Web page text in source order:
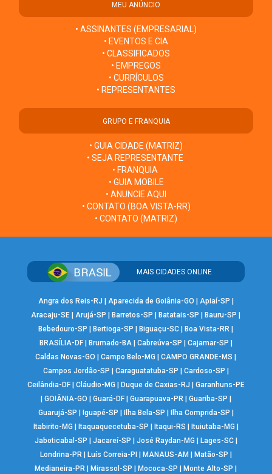
MEU ANÚNCIO
• ASSINANTES (EMPRESARIAL)
• EVENTOS E CIA
• CLASSIFICADOS
• EMPREGOS
• CURRÍCULOS
• REPRESENTANTES
GRUPO E FRANQUIA
• GUIA CIDADE (MATRIZ)
• SEJA REPRESENTANTE
• FRANQUIA
• GUIA MOBILE
• ANUNCIE AQUI
• CONTATO (BOA VISTA-RR)
• CONTATO (MATRIZ)
MAIS CIDADES ONLINE
Angra dos Reis-RJ Aparecida de Goiânia-GO Apiaí-SP
Aracaju-SE |Arujá-SP Barretos-SP Batatais-SP Bauru-SP
Bebedouro-SP
Bertioga-SP Biguaçu-SC Boa Vista-RR
BRASÍLIA-DF| Brumado-BA| Cabreúva-SP Cajamar-SP
Caldas Novas-GO
|Campo Belo-MG |CAMPO GRANDE-MS
Campos Jordão-SP
Caraguatatuba-SP Cardoso-SP
Ceilândia-DF| Cláudio-MG Duque de Caxias-RJ
Garanhuns-PE
GOIÂNIA-GO Guará-DF| Guarapuava-PR| Guariba-SP
Guarujá-SP
Iguapé-SP Ilha Bela-SP Ilha Comprida-SP
Itabirito-MG
Itaquaquecetuba-SP Itaqui-RS Ituiutaba-MG
Jaboticabal-SP
Jacareí-SP José Raydan-MG Lages-SC|
Londrina-PR| Luís Correia-PI MANAUS-AM Matão-SP
Medianeira-PR
Mirassol-SP Mococa-SP Monte Alto-SP